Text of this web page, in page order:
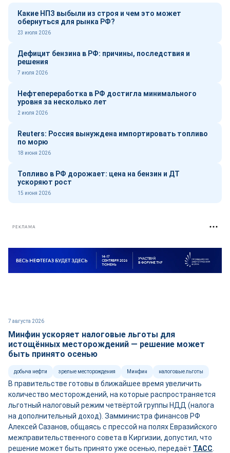
Какие НПЗ выбыли из строя и чем это может
обернуться для рынка РФ?
23 июля 2026
Дефицит бензина в РФ: причины, последствия и
решения
7 июля 2026
Нефтепереработка в РФ достигла минимального
уровня за несколько лет
2 июля 2026
Reuters: Россия вынуждена импортировать топливо
по морю
18 июня 2026
Топливо в РФ дорожает: цена на бензин и ДТ
ускоряют рост
15 июня 2026
РЕКЛАМА
7 августа 2026
Минфин ускоряет налоговые льготы для
истощённых месторождений — решение может
быть принято осенью
добыча нефти зрелые месторождения Минфин налоговые льготы
В правительстве готовы в ближайшее время увеличить
количество месторождений, на которые распространяется
льготный налоговый режим четвёртой группы НДД (налога
на дополнительный доход). Замминистра финансов РФ
Алексей Сазанов, общаясь с прессой на полях Евразийского
межправительственного совета в Киргизии, допустил, что
решение может быть принято уже осенью, передаёт ТАСС